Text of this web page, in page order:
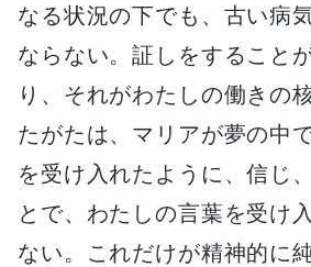
なる状況の下でも、古い病
ならない。証しをすること
り、それがわたしの働きの
たがたは、マリアが夢の中
を受け入れたように、信じ
とで、わたしの言葉を受け
ない。これだけが精神的に